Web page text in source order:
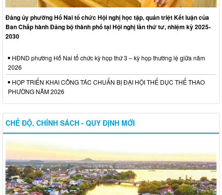
Đảng ủy phường Hố Nai tổ chức Hội nghị học tập, quán triệt Kết luận của
Ban Chấp hành Đảng bộ thành phố tại Hội nghị lần thứ tư, nhiệm kỳ 2025-
2030
HĐND phường Hố Nai tổ chức kỳ họp thứ 3 – kỳ họp thường lệ giữa năm
2026
HỌP TRIỂN KHAI CÔNG TÁC CHUẨN BỊ ĐẠI HỘI THỂ DỤC THỂ THAO
PHƯỜNG NĂM 2026
CHẾ ĐỘ, CHÍNH SÁCH - QUY ĐỊNH MỚI